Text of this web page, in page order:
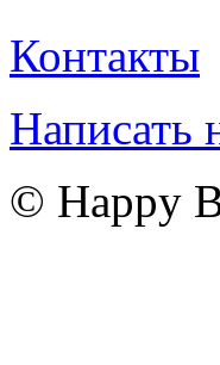
Контакты
Написать
© Happy